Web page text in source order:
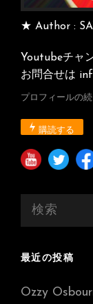
★ Author :
Youtubeチャ
お問合せは
プロフィールの
購読する
最近の投稿
Ozzy